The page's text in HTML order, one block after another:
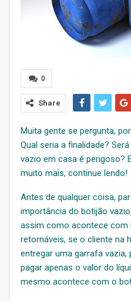
0
Share
Muita gente se pergunta,
Qual seria a finalidade?
vazio em casa é perigoso?
muito mais, continue lendo!
Antes de qualquer coisa,
importância do botijão
assim como acontece com
retornáveis, se o cliente na
entregar uma garrafa vazia,
pagar apenas o valor do
mesmo acontece com o